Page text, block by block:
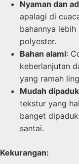
Nyaman dan
apalagi di
bahannya lebih
polyester.
Bahan alami:
keberlanjutan
yang ramah
Mudah
tekstur yang
banget
santai.
Kekurangan: